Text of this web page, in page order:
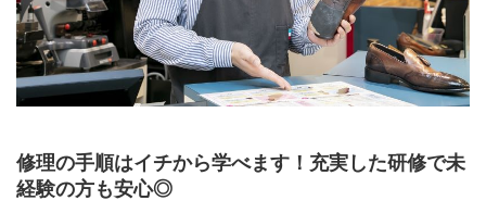
修理の手順はイチから学べます！充実した研修で未
経験の方も安心◎